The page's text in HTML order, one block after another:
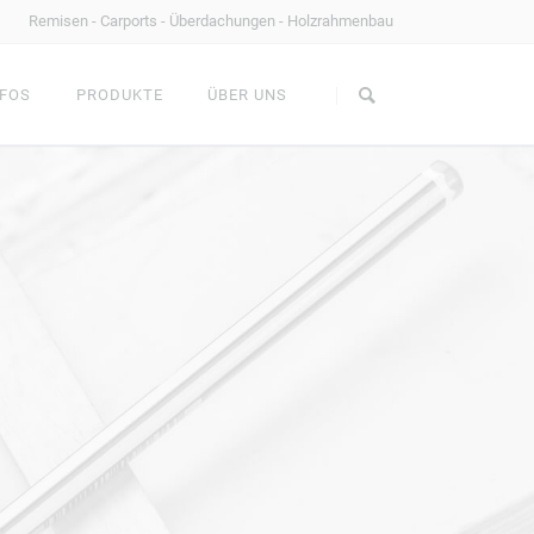
Remisen - Carports - Überdachungen - Holzrahmenbau
überspringen
ALLE BAUSÄTZE
PRODUKTE
Gartenpavillons
Haustürüberdachungen
ÜBER UNS